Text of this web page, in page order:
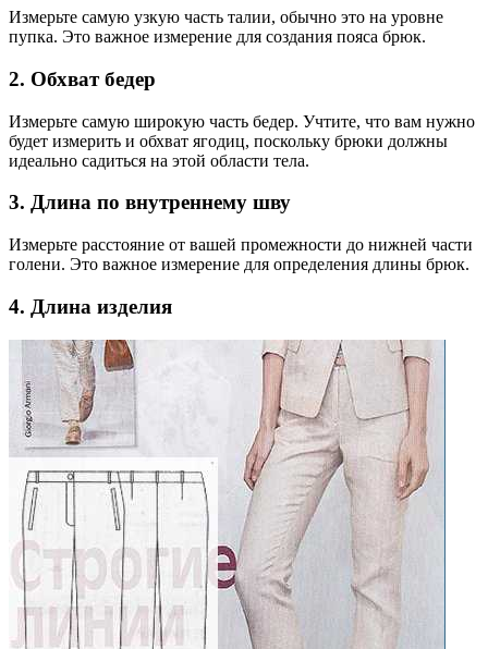
Измерьте самую узкую часть талии, обычно это на уровне
пупка. Это важное измерение для создания пояса брюк.
2. Обхват бедер
Измерьте самую широкую часть бедер. Учтите, что вам нужно
будет измерить и обхват ягодиц, поскольку брюки должны
идеально садиться на этой области тела.
3. Длина по внутреннему шву
Измерьте расстояние от вашей промежности до нижней части
голени. Это важное измерение для определения длины брюк.
4. Длина изделия